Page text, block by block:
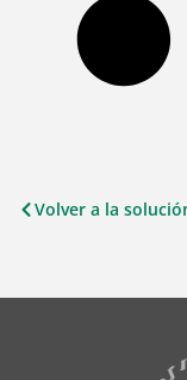
Volver a la